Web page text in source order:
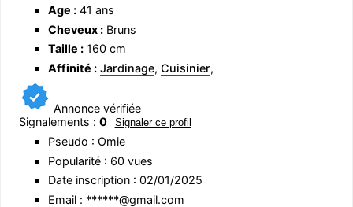
Age :41 ans
Cheveux :Bruns
Taille :160 cm
Affinité : Jardinage, Cuisinier,
Annonce vérifiée
Signalements : 0 Signaler ce profil
Pseudo : Omie
Popularité : 60 vues
Date inscription : 02/01/2025
Email : ******@gmail.com